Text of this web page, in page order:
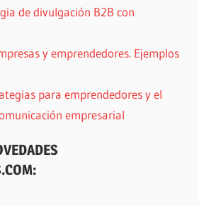
de divulgación B2B con
y emprendedores. Ejemplos
para emprendedores y el
empresarial